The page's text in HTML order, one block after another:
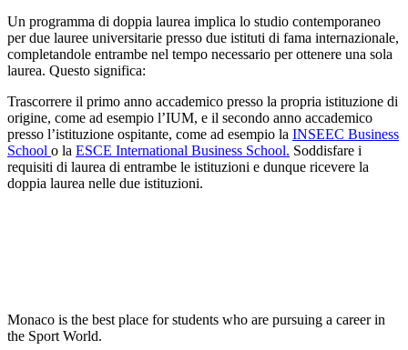
Un programma di doppia laurea implica lo studio contemporaneo
per due lauree universitarie presso due istituti di fama internazionale,
completandole entrambe nel tempo necessario per ottenere una sola
laurea. Questo significa:
Trascorrere il primo anno accademico presso la propria istituzione di
origine, come ad esempio l’IUM, e il secondo anno accademico
presso l’istituzione ospitante, come ad esempio la INSEEC Business
School o la ESCE International Business School. Soddisfare i
requisiti di laurea di entrambe le istituzioni e dunque ricevere la
doppia laurea nelle due istituzioni.
Monaco is the best place for students who are pursuing a career in
the Sport World.